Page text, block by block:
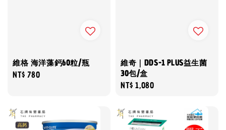
維格 海洋藻鈣60粒/瓶
Regular
NT$ 780
維奇｜DDS-1 PLUS益生菌
30包/盒
Regular
NT$ 1,080